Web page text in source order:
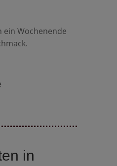
ein Wochenende
in